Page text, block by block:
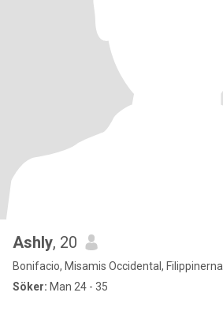
Ashly, 20
Bonifacio, Misamis Occidental, Filippinerna
Söker: Man 24 - 35